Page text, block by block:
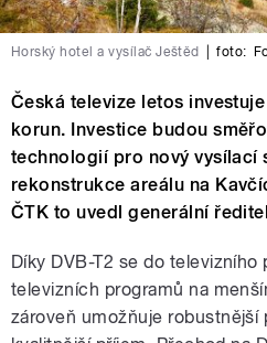
Horský hotel a vysílač Ještěd foto:
Česká televize letos
korun. Investice budou
technologií pro nový vysílací
rekonstrukce areálu na
ČTK to uvedl generální
Díky DVB-T2 se do
televizních programů na
zároveň umožňuje robustnější